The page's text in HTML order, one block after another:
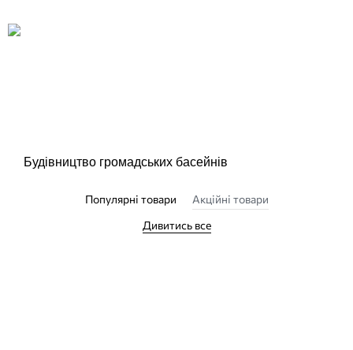
Будівництво громадських басейнів
Популярні товари
Акційні товари
Дивитись все